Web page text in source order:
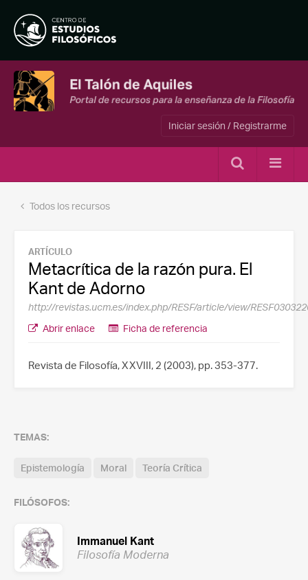
Iniciar sesión / Registrarme
Todos los recursos
ARTÍCULO
Metacrítica de la razón pura. El
Kant de Adorno
http://revistas.ucm.es/index.php/RESF/article/view/
Abrir enlace
Ficha de referencia
Revista de Filosofía, XXVIII, 2 (2003), pp. 353-377.
TEMAS:
Epistemología Moral Teoría Crítica
FILÓSOFOS:
Immanuel Kant
Filosofía Moderna